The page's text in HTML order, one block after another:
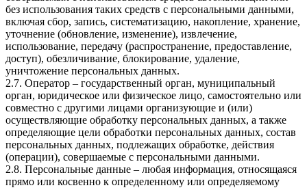
без использования таких средств с персональными данными,
включая сбор, запись, систематизацию, накопление, хранение,
уточнение (обновление, изменение), извлечение,
использование, передачу (распространение, предоставление,
доступ), обезличивание, блокирование, удаление,
уничтожение персональных данных.
2.7. Оператор – государственный орган, муниципальный
орган, юридическое или физическое лицо, самостоятельно или
совместно с другими лицами организующие и (или)
осуществляющие обработку персональных данных, а также
определяющие цели обработки персональных данных, состав
персональных данных, подлежащих обработке, действия
(операции), совершаемые с персональными данными.
2.8. Персональные данные – любая информация, относящаяся
прямо или косвенно к определенному или определяемому